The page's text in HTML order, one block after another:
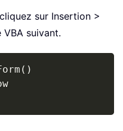
sur Insertion >
suivant.
( )
Show